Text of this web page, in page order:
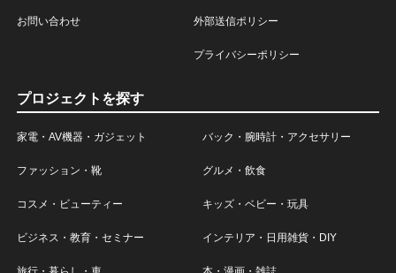
お問い合わせ 外部送信ポリシー
プライバシーポリシー
プロジェクトを探す
家電・AV機器・ガジェット バック・腕時計・アクセサリー
ファッション・靴 グルメ・飲食
コスメ・ビューティー キッズ・ベビー・玩具
ビジネス・教育・セミナー インテリア・日用雑貨・DIY